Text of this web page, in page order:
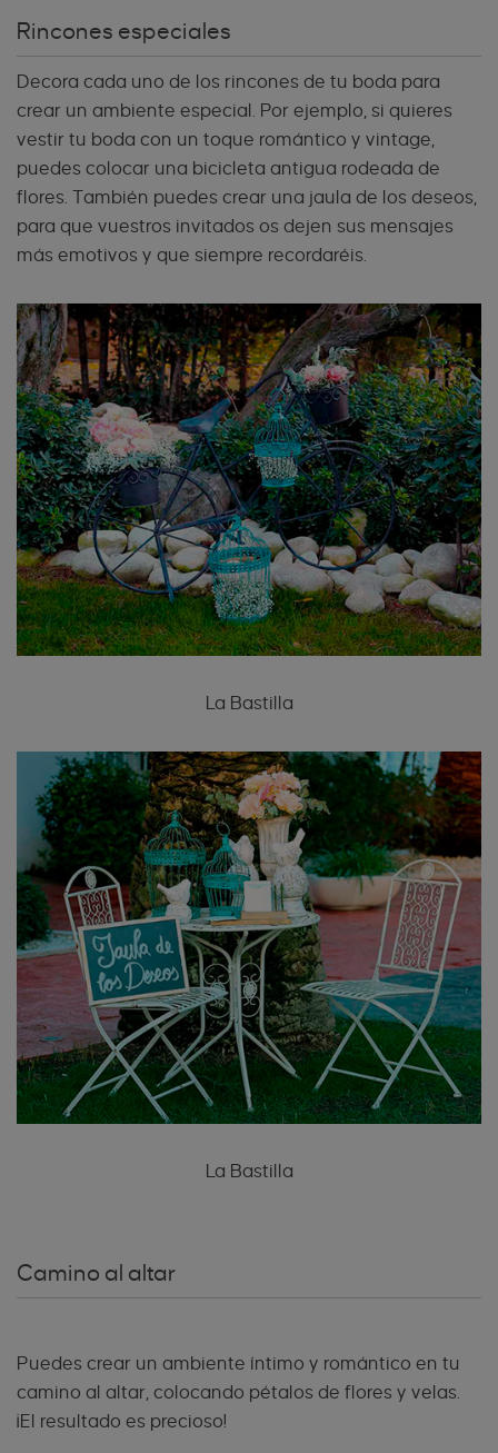
Rincones especiales
Decora cada uno de los rincones de tu boda para
crear un ambiente especial. Por ejemplo, si quieres
vestir tu boda con un toque romántico y vintage,
puedes colocar una bicicleta antigua rodeada de
flores. También puedes crear una jaula de los deseos,
para que vuestros invitados os dejen sus mensajes
más emotivos y que siempre recordaréis.
La Bastilla
La Bastilla
Camino al altar
Puedes crear un ambiente íntimo y romántico en tu
camino al altar, colocando pétalos de flores y velas.
¡El resultado es precioso!